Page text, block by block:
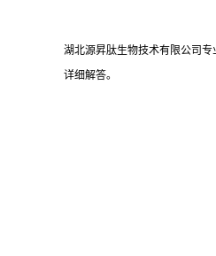
湖北源昇肽生物技术有限公司
详细解答。